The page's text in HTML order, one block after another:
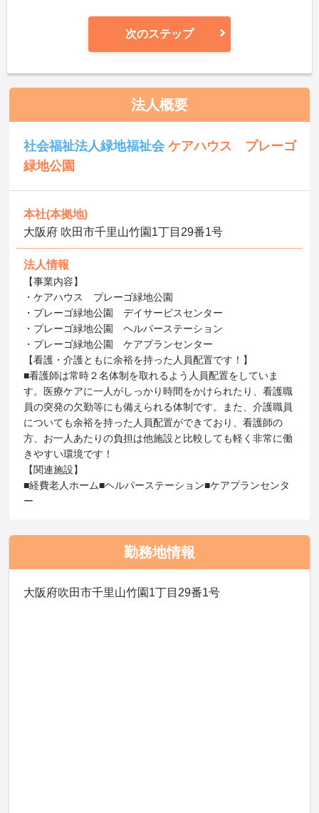
次のステップ
法人概要
社会福祉法人緑地福祉会ケアハウス プレーゴ
緑地公園
本社(本拠地)
大阪府 吹田市千里山竹園1丁目29番1号
法人情報
【事業内容】
・ケアハウス プレーゴ緑地公園
・プレーゴ緑地公園 デイサービスセンター
・プレーゴ緑地公園 ヘルパーステーション
・プレーゴ緑地公園 ケアプランセンター
【看護・介護ともに余裕を持った人員配置です！】
■看護師は常時２名体制を取れるよう人員配置をしていま
す。医療ケアに一人がしっかり時間をかけられたり、看護職
員の突発の欠勤等にも備えられる体制です。また、介護職員
についても余裕を持った人員配置ができており、看護師の
方、お一人あたりの負担は他施設と比較しても軽く非常に働
きやすい環境です！
【関連施設】
■経費老人ホーム■ヘルパーステーション■ケアプランセンタ
ー
勤務地情報
大阪府吹田市千里山竹園1丁目29番1号